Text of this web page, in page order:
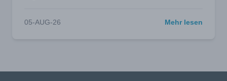
05-AUG-26 Mehr lesen